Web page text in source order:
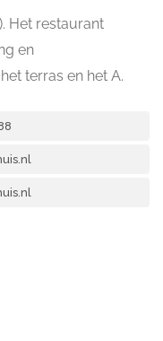
Het restaurant
en
terras en het A.